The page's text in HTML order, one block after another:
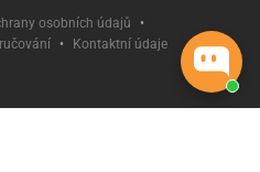
osobních údajů
Kontaktní údaje